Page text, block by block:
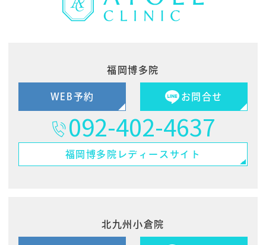
福岡博多院
WEB予約 お問合せ
092-402-4637
福岡博多院 レディースサイト
北九州小倉院